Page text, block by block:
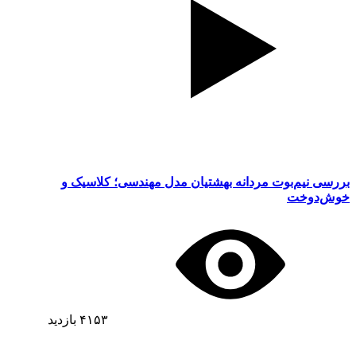
بررسی نیم‌بوت مردانه بهشتیان مدل مهندسی؛ کلاسیک و
خوش‌دوخت
۴۱۵۳ بازدید